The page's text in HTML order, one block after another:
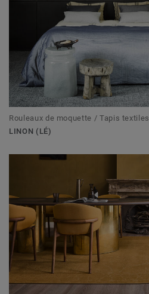
Rouleaux de moquette / Tapis textiles
LINON (LÉ)